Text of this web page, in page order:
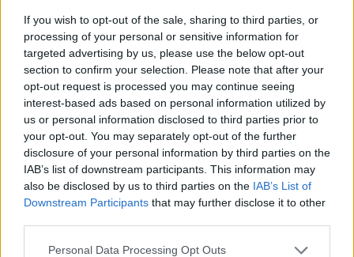
If you wish to opt-out of the sale, sharing to third parties, or
processing of your personal or sensitive information for
targeted advertising by us, please use the below opt-out
section to confirm your selection. Please note that after your
opt-out request is processed you may continue seeing
interest-based ads based on personal information utilized by
us or personal information disclosed to third parties prior to
your opt-out. You may separately opt-out of the further
disclosure of your personal information by third parties on the
IAB’s list of downstream participants. This information may
also be disclosed by us to third parties on the IAB’s List of
Downstream Participants that may further disclose it to other
Please note that this website/app uses one or more Google
Personal Data Processing Opt Outs